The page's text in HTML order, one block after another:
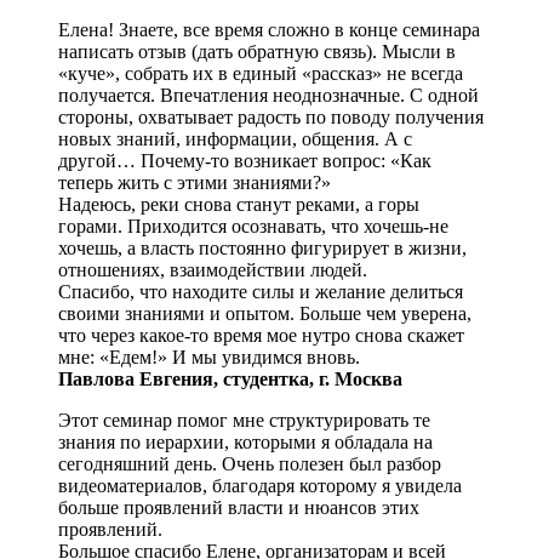
Елена! Знаете, все время сложно в конце семинара
написать отзыв (дать обратную связь). Мысли в
«куче», собрать их в единый «рассказ» не всегда
получается. Впечатления неоднозначные. С одной
стороны, охватывает радость по поводу получения
новых знаний, информации, общения. А с
другой… Почему-то возникает вопрос: «Как
теперь жить с этими знаниями?»
Надеюсь, реки снова станут реками, а горы
горами. Приходится осознавать, что хочешь-не
хочешь, а власть постоянно фигурирует в жизни,
отношениях, взаимодействии людей.
Спасибо, что находите силы и желание делиться
своими знаниями и опытом. Больше чем уверена,
что через какое-то время мое нутро снова скажет
мне: «Едем!» И мы увидимся вновь.
Павлова Евгения, студентка, г. Москва
Этот семинар помог мне структурировать те
знания по иерархии, которыми я обладала на
сегодняшний день. Очень полезен был разбор
видеоматериалов, благодаря которому я увидела
больше проявлений власти и нюансов этих
проявлений.
Большое спасибо Елене, организаторам и всей